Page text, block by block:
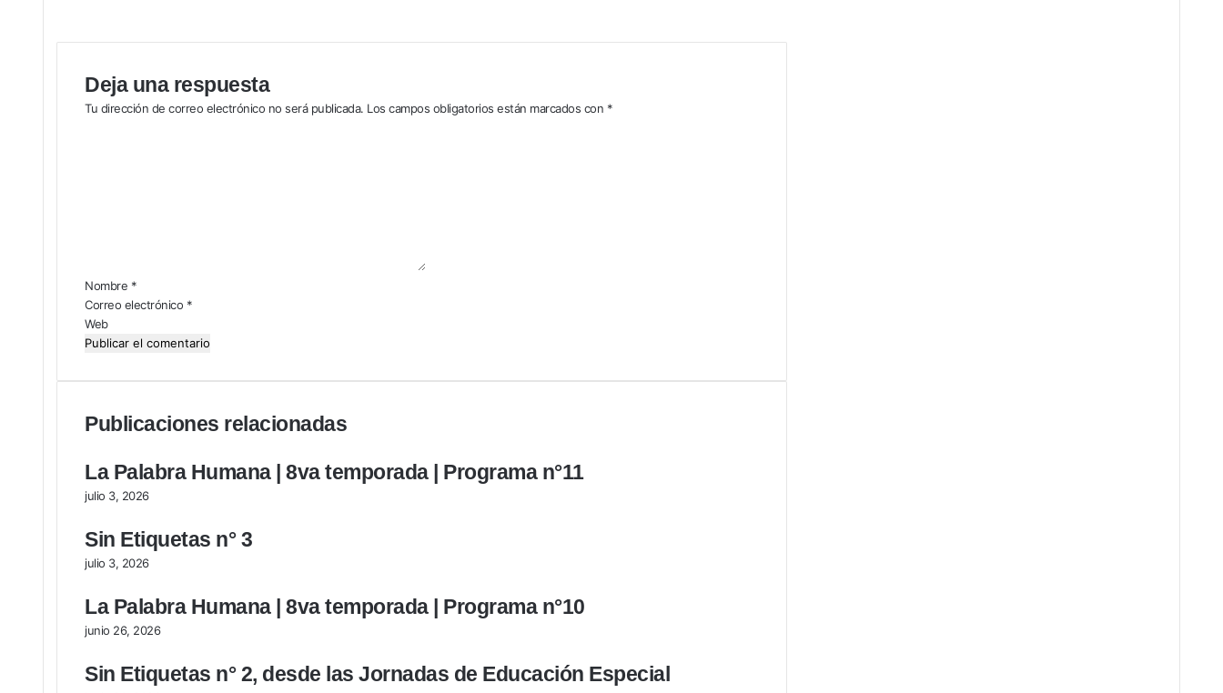
Deja una respuesta
Tu dirección de correo electrónico no será publicada. Los campos obligatorios están marcados con *
i
o
*
Nombre *
Correo electrónico *
Web
Publicaciones relacionadas
La Palabra Humana | 8va temporada | Programa n°11
julio 3, 2026
Sin Etiquetas n° 3
julio 3, 2026
La Palabra Humana | 8va temporada | Programa n°10
junio 26, 2026
Sin Etiquetas n° 2, desde las Jornadas de Educación Especial